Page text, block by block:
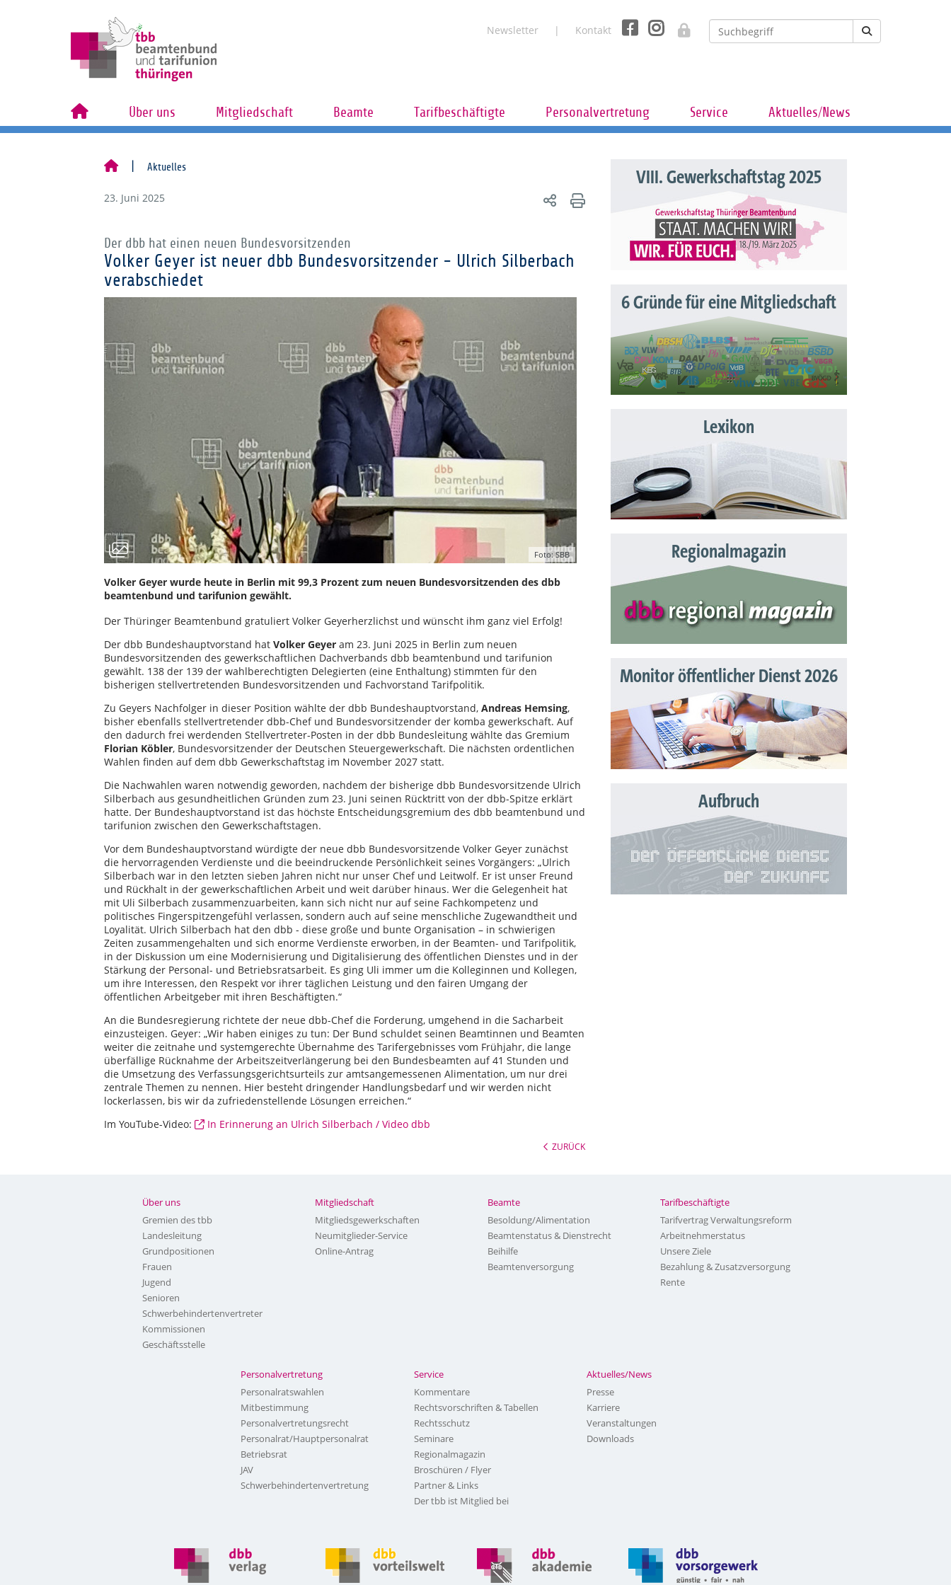
Newsletter Kontakt
Über uns Mitgliedschaft Beamte Tarifbeschäftigte Personalvertretung Service Aktuelles/News
Aktuelles
23. Juni 2025
Der dbb hat einen neuen Bundesvorsitzenden
Volker Geyer ist neuer dbb Bundesvorsitzender - Ulrich Silberbach
verabschiedet
Foto: SBB
Volker Geyer wurde heute in Berlin mit 99,3 Prozent zum neuen Bundesvorsitzenden des dbb
beamtenbund und tarifunion gewählt.
Der Thüringer Beamtenbund gratuliert Volker Geyerherzlichst und wünscht ihm ganz viel Erfolg!
Der dbb Bundeshauptvorstand hat Volker Geyer am 23. Juni 2025 in Berlin zum neuen
Bundesvorsitzenden des gewerkschaftlichen Dachverbands dbb beamtenbund und tarifunion
gewählt. 138 der 139 der wahlberechtigten Delegierten (eine Enthaltung) stimmten für den
bisherigen stellvertretenden Bundesvorsitzenden und Fachvorstand Tarifpolitik.
Zu Geyers Nachfolger in dieser Position wählte der dbb Bundeshauptvorstand, Andreas Hemsing,
bisher ebenfalls stellvertretender dbb-Chef und Bundesvorsitzender der komba gewerkschaft. Auf
den dadurch frei werdenden Stellvertreter-Posten in der dbb Bundesleitung wählte das Gremium
Florian Köbler, Bundesvorsitzender der Deutschen Steuergewerkschaft. Die nächsten ordentlichen
Wahlen finden auf dem dbb Gewerkschaftstag im November 2027 statt.
Die Nachwahlen waren notwendig geworden, nachdem der bisherige dbb Bundesvorsitzende Ulrich
Silberbach aus gesundheitlichen Gründen zum 23. Juni seinen Rücktritt von der dbb-Spitze erklärt
hatte. Der Bundeshauptvorstand ist das höchste Entscheidungsgremium des dbb beamtenbund und
tarifunion zwischen den Gewerkschaftstagen.
Vor dem Bundeshauptvorstand würdigte der neue dbb Bundesvorsitzende Volker Geyer zunächst
die hervorragenden Verdienste und die beeindruckende Persönlichkeit seines Vorgängers: „Ulrich
Silberbach war in den letzten sieben Jahren nicht nur unser Chef und Leitwolf. Er ist unser Freund
und Rückhalt in der gewerkschaftlichen Arbeit und weit darüber hinaus. Wer die Gelegenheit hat
mit Uli Silberbach zusammenzuarbeiten, kann sich nicht nur auf seine Fachkompetenz und
politisches Fingerspitzengefühl verlassen, sondern auch auf seine menschliche Zugewandtheit und
Loyalität. Ulrich Silberbach hat den dbb - diese große und bunte Organisation – in schwierigen
Zeiten zusammengehalten und sich enorme Verdienste erworben, in der Beamten- und Tarifpolitik,
in der Diskussion um eine Modernisierung und Digitalisierung des öffentlichen Dienstes und in der
Stärkung der Personal- und Betriebsratsarbeit. Es ging Uli immer um die Kolleginnen und Kollegen,
um ihre Interessen, den Respekt vor ihrer täglichen Leistung und den fairen Umgang der
öffentlichen Arbeitgeber mit ihren Beschäftigten.“
An die Bundesregierung richtete der neue dbb-Chef die Forderung, umgehend in die Sacharbeit
einzusteigen. Geyer: „Wir haben einiges zu tun: Der Bund schuldet seinen Beamtinnen und Beamten
weiter die zeitnahe und systemgerechte Übernahme des Tarifergebnisses vom Frühjahr, die lange
überfällige Rücknahme der Arbeitszeitverlängerung bei den Bundesbeamten auf 41 Stunden und
die Umsetzung des Verfassungsgerichtsurteils zur amtsangemessenen Alimentation, um nur drei
zentrale Themen zu nennen. Hier besteht dringender Handlungsbedarf und wir werden nicht
lockerlassen, bis wir da zufriedenstellende Lösungen erreichen.“
Im YouTube-Video:
In Erinnerung an Ulrich Silberbach / Video dbb
ZURÜCK
VIII. Gewerkschaftstag 2025
6 Gründe für eine Mitgliedschaft
Lexikon
Regionalmagazin
Monitor öffentlicher Dienst 2026
Aufbruch
Über uns
Gremien des tbb
Landesleitung
Grundpositionen
Frauen
Jugend
Senioren
Schwerbehindertenvertreter
Kommissionen
Geschäftsstelle
Mitgliedschaft
Mitgliedsgewerkschaften
Neumitglieder-Service
Online-Antrag
Beamte
Besoldung/Alimentation
Beamtenstatus & Dienstrecht
Beihilfe
Beamtenversorgung
Tarifbeschäftigte
Tarifvertrag Verwaltungsreform
Arbeitnehmerstatus
Unsere Ziele
Bezahlung & Zusatzversorgung
Rente
Personalvertretung
Personalratswahlen
Mitbestimmung
Personalvertretungsrecht
Personalrat/Hauptpersonalrat
Betriebsrat
JAV
Schwerbehindertenvertretung
Service
Kommentare
Rechtsvorschriften & Tabellen
Rechtsschutz
Seminare
Regionalmagazin
Broschüren / Flyer
Partner & Links
Der tbb ist Mitglied bei
Aktuelles/News
Presse
Karriere
Veranstaltungen
Downloads